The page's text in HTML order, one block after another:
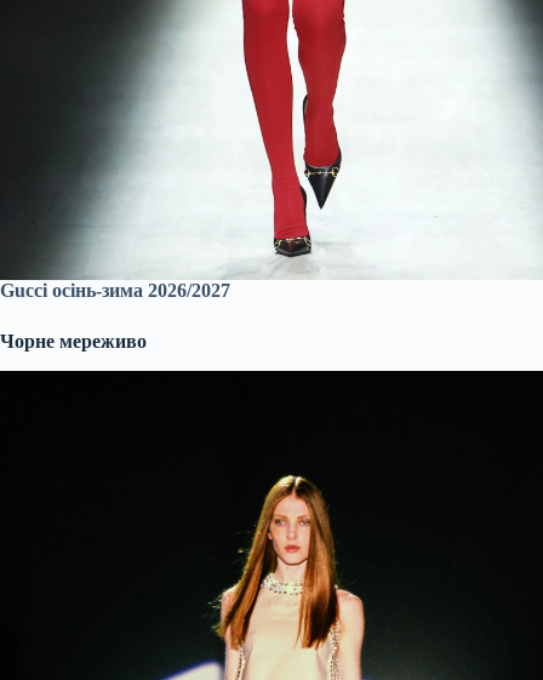
Gucci осінь-зима 2026/2027
Чорне мереживо